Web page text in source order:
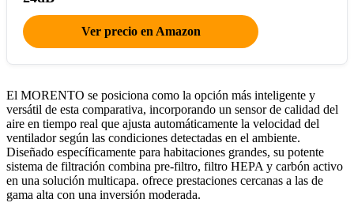
Ver precio en Amazon
El MORENTO se posiciona como la opción más inteligente y
versátil de esta comparativa, incorporando un sensor de calidad del
aire en tiempo real que ajusta automáticamente la velocidad del
ventilador según las condiciones detectadas en el ambiente.
Diseñado específicamente para habitaciones grandes, su potente
sistema de filtración combina pre-filtro, filtro HEPA y carbón activo
en una solución multicapa. ofrece prestaciones cercanas a las de
gama alta con una inversión moderada.